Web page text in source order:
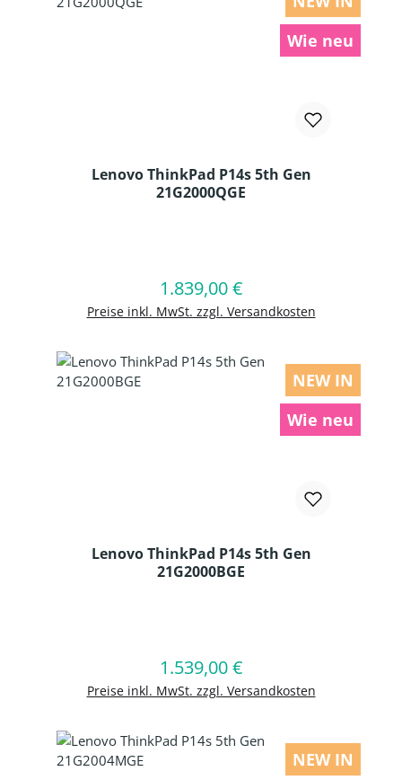
Wie neu
Lenovo ThinkPad P14s 5th Gen
21G2000QGE
Regulärer Preis:
1.839,00 €
Preise inkl. MwSt. zzgl. Versandkosten
In den Warenkorb
NEW IN
Wie neu
Lenovo ThinkPad P14s 5th Gen
21G2000BGE
Regulärer Preis:
1.539,00 €
Preise inkl. MwSt. zzgl. Versandkosten
In den Warenkorb
NEW IN